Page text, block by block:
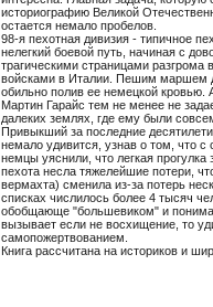
историографию Великой
остается немало пробелов.
98-я пехотная дивизия - типичное
нелегкий боевой путь, начиная с
трагическими страницами
войсками в Италии. Пешим маршем
обильно полив ее немецкой кровью.
Мартин Гарайс тем не менее не
далеких землях, где ему были
Привыкший за последние
немало удивится, узнав о том, что
немцы уяснили, что легкая прогулка
пехота несла тяжелейшие потери,
вермахта) сменила из-за потерь
списках числилось более 4 тысяч
обобщающе "большевиком" и
вызывает если не восхищение, то
самопожертвованием.
Книга рассчитана на историков и